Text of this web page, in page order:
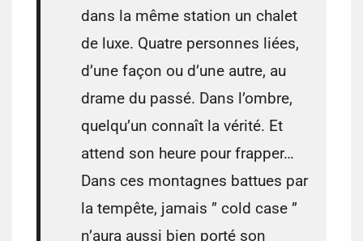
dans la même station un chalet
de luxe. Quatre personnes liées,
d’une façon ou d’une autre, au
drame du passé. Dans l’ombre,
quelqu’un connaît la vérité. Et
attend son heure pour frapper…
Dans ces montagnes battues par
la tempête, jamais ” cold case ”
n’aura aussi bien porté son